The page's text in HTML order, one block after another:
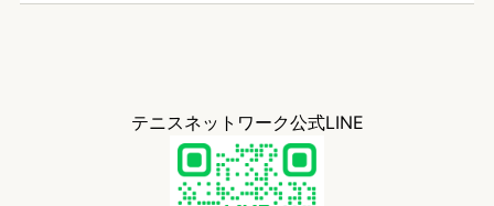
テニスネットワーク公式LINE